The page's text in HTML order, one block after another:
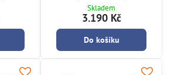
Skladem
3.190 Kč
Do košíku